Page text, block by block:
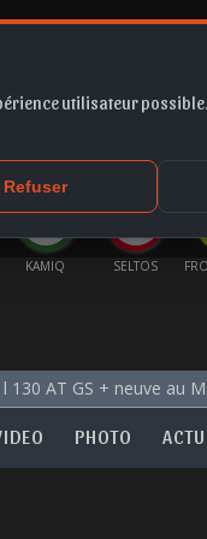
utilisateur
Refuser
SELTOS FRONTERA EV
130 AT GS + neuve au
PHOTO ACTU